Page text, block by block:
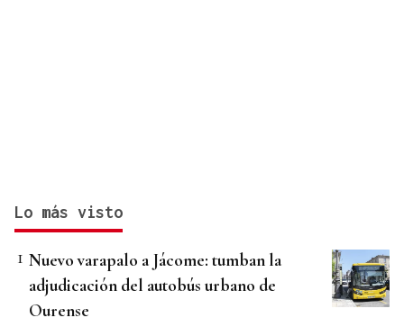
Lo más visto
Nuevo varapalo a Jácome: tumban la
adjudicación del autobús urbano de
Ourense